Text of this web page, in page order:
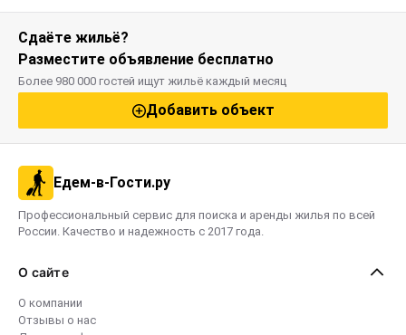
Сдаёте жильё?
Разместите объявление бесплатно
Более 980 000 гостей ищут жильё каждый месяц
Добавить объект
Едем-в-Гости.ру
Профессиональный сервис для поиска и аренды жилья по всей
России. Качество и надежность с 2017 года.
О сайте
О компании
Отзывы о нас